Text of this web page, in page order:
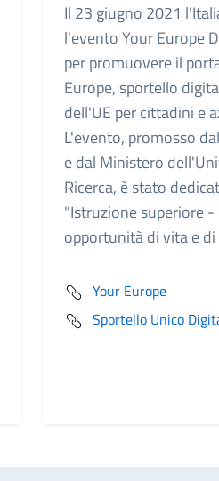
Il 23 giugno 2021
l'evento Your Europe
per promuovere il
Europe, sportello
dell'UE per cittadini e
L'evento, promosso
e dal Ministero
Ricerca, è stato
"Istruzione superiore -
opportunità di vita e di
Your Europe
Sportello Unico